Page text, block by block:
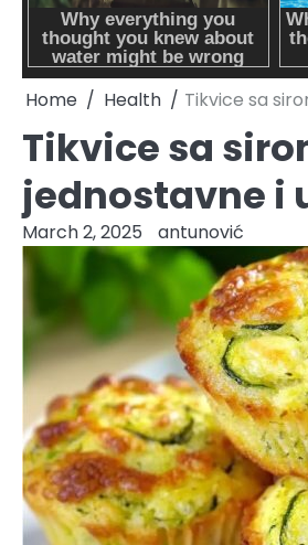
Home Health Tikvice sa
Tikvice sa
jednostavne i
March 2, 2025 antunović